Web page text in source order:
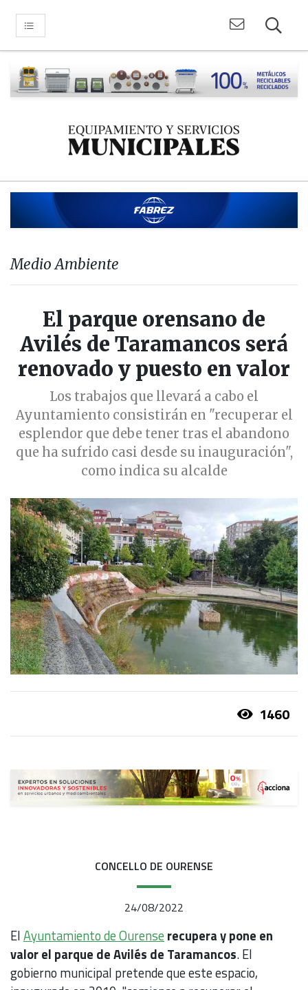
Medio Ambiente
El parque orensano de
Avilés de Taramancos será
renovado y puesto en valor
Los trabajos que llevará a cabo el
Ayuntamiento consistirán en "recuperar el
esplendor que debe tener tras el abandono
que ha sufrido casi desde su inauguración",
como indica su alcalde
1460
CONCELLO DE OURENSE
24/08/2022
ElAyuntamiento de Ourense recupera y pone en
valor el parque de Avilés de Taramancos. El
gobierno municipal pretende que este espacio,